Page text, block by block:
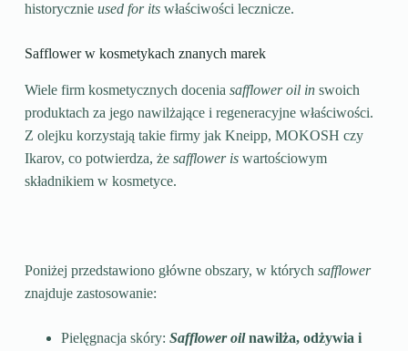
historycznie used for itswłaściwości lecznicze.
Safflower w kosmetykach znanych marek
Wiele firm kosmetycznych docenia safflower oil inswoich
produktach za jego nawilżające i regeneracyjne właściwości.
Z olejku korzystają takie firmy jak Kneipp, MOKOSH czy
Ikarov, co potwierdza, że safflower iswartościowym
składnikiem w kosmetyce.
Poniżej przedstawiono główne obszary, w których safflower
znajduje zastosowanie:
Pielęgnacja skóry: Safflower oilnawilża, odżywia i